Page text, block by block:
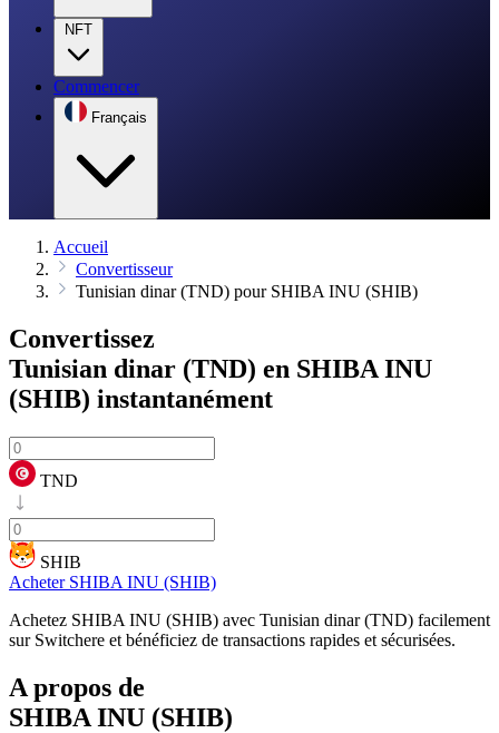
NFT
Commencer
Français
Accueil
Convertisseur
Tunisian dinar (TND) pour SHIBA INU (SHIB)
Convertissez
Tunisian dinar (TND) en SHIBA INU
(SHIB) instantanément
TND
SHIB
Acheter SHIBA INU (SHIB)
Achetez SHIBA INU (SHIB) avec Tunisian dinar (TND) facilement
sur Switchere et bénéficiez de transactions rapides et sécurisées.
A propos de
SHIBA INU (SHIB)